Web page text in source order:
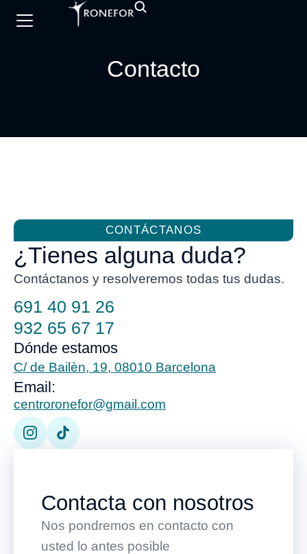
Contacto
CONTÁCTANOS
¿Tienes alguna duda?
Contáctanos y resolveremos todas tus dudas.
691 40 91 26
932 65 67 17
Dónde estamos
C/ de Bailèn, 19, 08010 Barcelona
Email:
centroronefor@gmail.com
Contacta con nosotros
Nos pondremos en contacto con
usted lo antes posible